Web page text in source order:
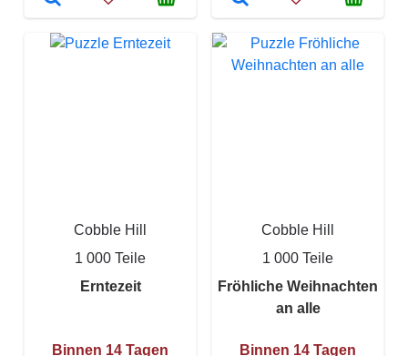
Cobble Hill
1 000 Teile
Erntezeit
Binnen 14 Tagen
Cobble Hill
1 000 Teile
Fröhliche Weihnachten
an alle
Binnen 14 Tagen